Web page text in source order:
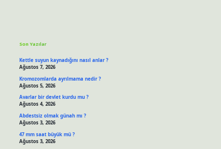
Son Yazılar
Kettle suyun kaynadığını nasıl anlar ?
Ağustos 7, 2026
Kromozomlarda ayrılmama nedir ?
Ağustos 5, 2026
Avarlar bir devlet kurdu mu ?
Ağustos 4, 2026
Abdestsiz olmak günah mı ?
Ağustos 3, 2026
47 mm saat büyük mü ?
Ağustos 3, 2026